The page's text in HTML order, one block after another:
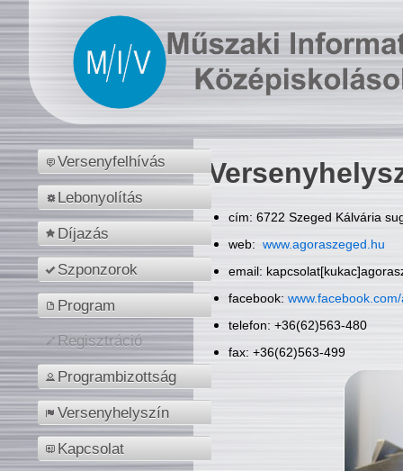
Versenyfelhívás
Lebonyolítás
Díjazás
Szponzorok
Program
Regisztráció
Programbizottság
Versenyhelyszín
Kapcsolat
cím: 6722 Szeged Kálvária
web: www.agoraszeged.hu
email:
facebook:
telefon: +36(62)563-480
fax: +36(62)563-499